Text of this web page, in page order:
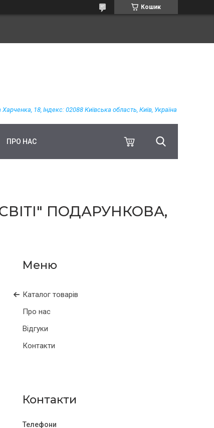
Кошик
18, Індекс: 02088 Київська область, Київ, Україна
ПРО НАС
ПОДАРУНКОВА,
Каталог товарів
Про нас
Відгуки
Контакти
Контакти